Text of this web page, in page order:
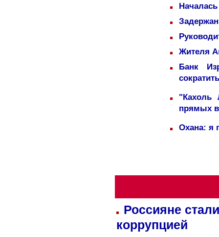
Жителя
Банк
"Кахоль
прямых
Охана: я
Россияне
коррупцией